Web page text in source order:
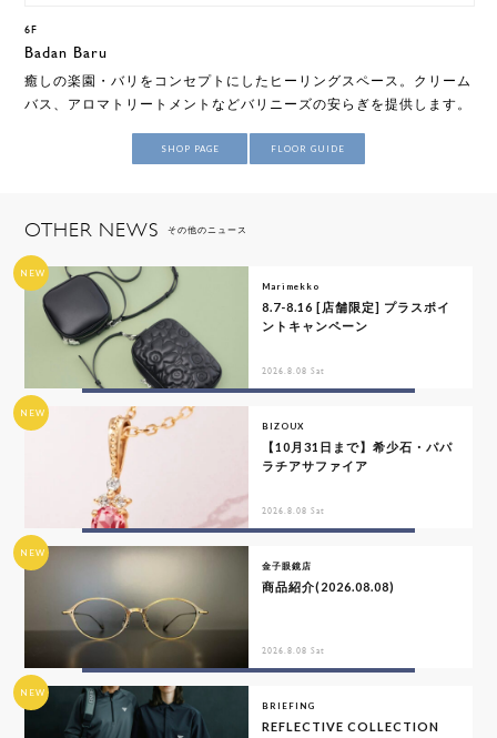
6F
Badan Baru
癒しの楽園・バリをコンセプトにしたヒーリングスペース。クリーム
バス、アロマトリートメントなどバリニーズの安らぎを提供します。
SHOP PAGE FLOOR GUIDE
OTHER NEWS その他のニュース
NEW
Marimekko
8.7-8.16 [店舗限定] プラスポイ
ントキャンペーン
2026.8.08 Sat
NEW
BIZOUX
【10月31日まで】希少石・パパ
ラチアサファイア
2026.8.08 Sat
NEW
金子眼鏡店
商品紹介(2026.08.08)
2026.8.08 Sat
NEW
BRIEFING
REFLECTIVE COLLECTION